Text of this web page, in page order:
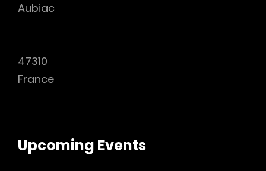
Aubiac
47310
France
Upcoming Events